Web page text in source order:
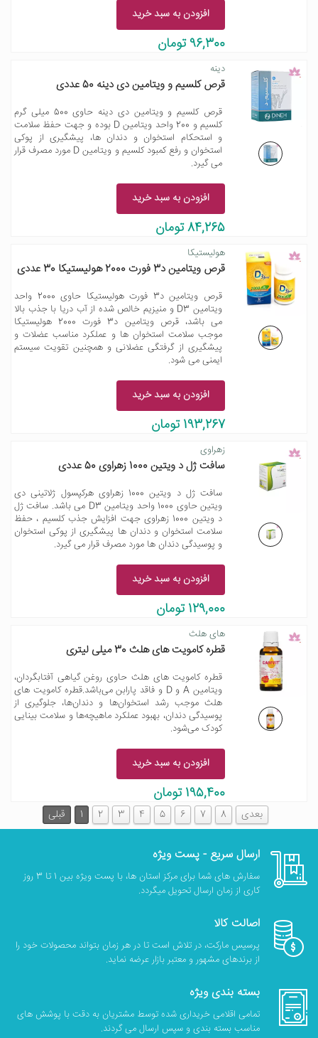
افزودن به سبد خرید
96,300 تومان
دینه
قرص کلسیم و ویتامین دی دینه 50 عددی
قرص کلسیم و ویتامین دی دینه حاوی 500 میلی گرم
کلسیم و 200 واحد ویتامین D بوده و جهت حفظ سلامت
و استحکام استخوان و دندان ها، پیشگیری از پوکی
استخوان و رفع کمبود کلسیم و ویتامین D مورد مصرف قرار
می گیرد.
افزودن به سبد خرید
84,265 تومان
هولیستیکا
قرص ویتامین د3 فورت 2000 هولیستیکا 30 عددی
قرص ویتامین د3 فورت هولیستیکا حاوی 2000 واحد
ویتامین D3 و منیزیم خالص شده از آب دریا با جذب بالا
می باشد، قرص ویتامین د3 فورت 2000 هولیستیکا
موجب سلامت استخوان ها و عملکرد مناسب عضلات و
پیشگیری از گرفتگی عضلانی و همچنین تقویت سیستم
ایمنی می شود.
افزودن به سبد خرید
193,267 تومان
زهراوی
سافت ژل د ویتین 1000 زهراوی 50 عددی
سافت ژل د ویتین 1000 زهراوی هرکپسول ژلاتینی دی
ویتین حاوی 1000 واحد ویتامین D3 می باشد. سافت ژل
د ویتین 1000 زهراوی جهت افزایش جذب کلسیم ، حفظ
سلامت استخوان و دندان ها پیشگیری از پوکی استخوان
و پوسیدگی دندان ها مورد مصرف قرار می گیرد.
افزودن به سبد خرید
129,000 تومان
های هلث
قطره کامویت های هلث 30 میلی لیتری
قطره کامویت های هلث حاوی روغن گیاهی آفتابگردان،
ویتامین A و D و فاقد پارابن می‌باشد.قطره کامویت های
هلث موجب رشد استخوان‌ها و دندان‌ها، جلوگیری از
پوسیدگی دندان، بهبود عملکرد ماهیچه‌ها و سلامت بینایی
کودک می‌شود.
افزودن به سبد خرید
195,400 تومان
قبلی 1 2 3 4 5 6 7 8 بعدی
ارسال سریع - پست ویژه
سفارش های شما برای مرکز استان ها، با پست ویژه بین 1 تا 3 روز
کاری از زمان ارسال تحویل میگردد.
اصالت کالا
پرسیس مارکت، در تلاش است تا در هر زمان بتواند محصولات خود را
از برندهای مشهور و معتبر بازار عرضه نماید.
بسته بندی ویژه
تمامی اقلامی خریداری شده توسط مشتریان به دقت با پوشش های
مناسب بسته بندی و سپس ارسال می گردند.